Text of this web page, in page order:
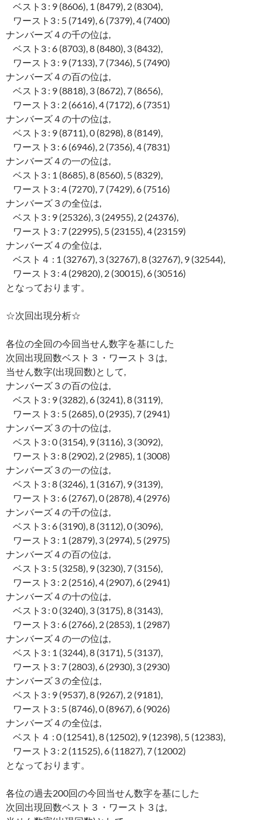
ベスト3 : 9 (8606), 1 (8479), 2 (8304),
ワースト3 : 5 (7149), 6 (7379), 4 (7400)
ナンバーズ４の千の位は,
ベスト3 : 6 (8703), 8 (8480), 3 (8432),
ワースト3 : 9 (7133), 7 (7346), 5 (7490)
ナンバーズ４の百の位は,
ベスト3 : 9 (8818), 3 (8672), 7 (8656),
ワースト3 : 2 (6616), 4 (7172), 6 (7351)
ナンバーズ４の十の位は,
ベスト3 : 9 (8711), 0 (8298), 8 (8149),
ワースト3 : 6 (6946), 2 (7356), 4 (7831)
ナンバーズ４の一の位は,
ベスト3 : 1 (8685), 8 (8560), 5 (8329),
ワースト3 : 4 (7270), 7 (7429), 6 (7516)
ナンバーズ３の全位は,
ベスト3 : 9 (25326), 3 (24955), 2 (24376),
ワースト3 : 7 (22995), 5 (23155), 4 (23159)
ナンバーズ４の全位は,
ベスト４ : 1 (32767), 3 (32767), 8 (32767), 9 (32544),
ワースト3 : 4 (29820), 2 (30015), 6 (30516)
となっております。
☆次回出現分析☆
各位の全回の今回当せん数字を基にした
次回出現回数ベスト３・ワースト３は,
当せん数字(出現回数)として,
ナンバーズ３の百の位は,
ベスト3 : 9 (3282), 6 (3241), 8 (3119),
ワースト3 : 5 (2685), 0 (2935), 7 (2941)
ナンバーズ３の十の位は,
ベスト3 : 0 (3154), 9 (3116), 3 (3092),
ワースト3 : 8 (2902), 2 (2985), 1 (3008)
ナンバーズ３の一の位は,
ベスト3 : 8 (3246), 1 (3167), 9 (3139),
ワースト3 : 6 (2767), 0 (2878), 4 (2976)
ナンバーズ４の千の位は,
ベスト3 : 6 (3190), 8 (3112), 0 (3096),
ワースト3 : 1 (2879), 3 (2974), 5 (2975)
ナンバーズ４の百の位は,
ベスト3 : 5 (3258), 9 (3230), 7 (3156),
ワースト3 : 2 (2516), 4 (2907), 6 (2941)
ナンバーズ４の十の位は,
ベスト3 : 0 (3240), 3 (3175), 8 (3143),
ワースト3 : 6 (2766), 2 (2853), 1 (2987)
ナンバーズ４の一の位は,
ベスト3 : 1 (3244), 8 (3171), 5 (3137),
ワースト3 : 7 (2803), 6 (2930), 3 (2930)
ナンバーズ３の全位は,
ベスト3 : 9 (9537), 8 (9267), 2 (9181),
ワースト3 : 5 (8746), 0 (8967), 6 (9026)
ナンバーズ４の全位は,
ベスト４ : 0 (12541), 8 (12502), 9 (12398), 5 (12383),
ワースト3 : 2 (11525), 6 (11827), 7 (12002)
となっております。
各位の過去200回の今回当せん数字を基にした
次回出現回数ベスト３・ワースト３は,